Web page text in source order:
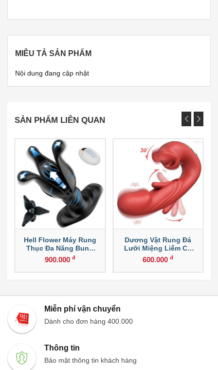
MIÊU TẢ SẢN PHẨM
Nội dung đang cập nhật
SẢN PHẨM LIÊN QUAN
Hell Flower Máy Rung
Thục Đa Năng Bung
Cánh
900.000 đ
Dương Vật Rung Đá
Lưỡi Miệng Liếm Cử
Động Lên Xuống
600.000đ
Miễn phí vận chuyển
Dành cho đơn hàng 400.000
Thông tin
Bảo mật thông tin khách hàng